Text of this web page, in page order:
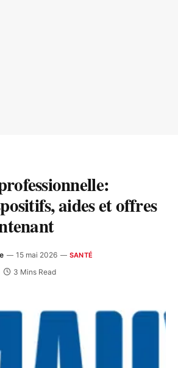
aides et offres
15 mai 2026 SANTÉ
3 Mins Read